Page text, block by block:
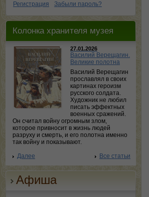
Регистрация
Забыли пароль?
Колонка хранителя музея
27.01.2026
Василий Верещагин.
Великие полотна
Василий Верещагин
прославлял в своих
картинах героизм
русского солдата.
Художник не любил
писать эффектных
военных сражений.
Он считал войну огромным злом,
которое привносит в жизнь людей
разруху и смерть, и его полотна именно
так войну и показывают.
Далее
Все статьи
Афиша